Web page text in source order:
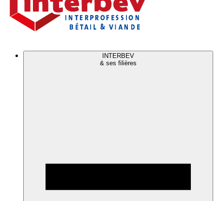
INTERBEV
& ses filières